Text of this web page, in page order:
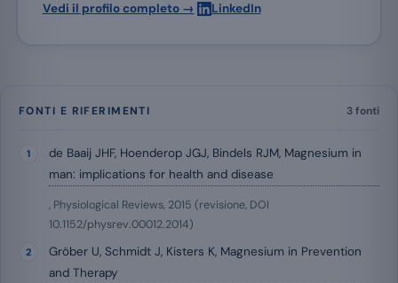
Vedi il profilo completo → LinkedIn
FONTI E RIFERIMENTI 3 fonti
de Baaij JHF, Hoenderop JGJ, Bindels RJM, Magnesium in
man: implications for health and disease
, Physiological Reviews, 2015 (revisione, DOI
10.1152/physrev.00012.2014)
Gröber U, Schmidt J, Kisters K, Magnesium in Prevention
and Therapy